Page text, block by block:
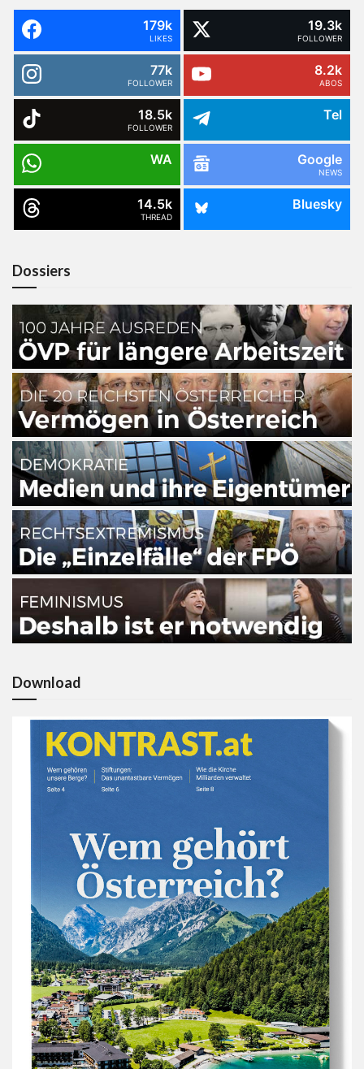
179k
LIKES
19.3k
FOLLOWER
77k
FOLLOWER
8.2k
ABOS
18.5k
FOLLOWER
Tel
WA Google
NEWS
14.5k
THREAD
Bluesky
Dossiers
Download